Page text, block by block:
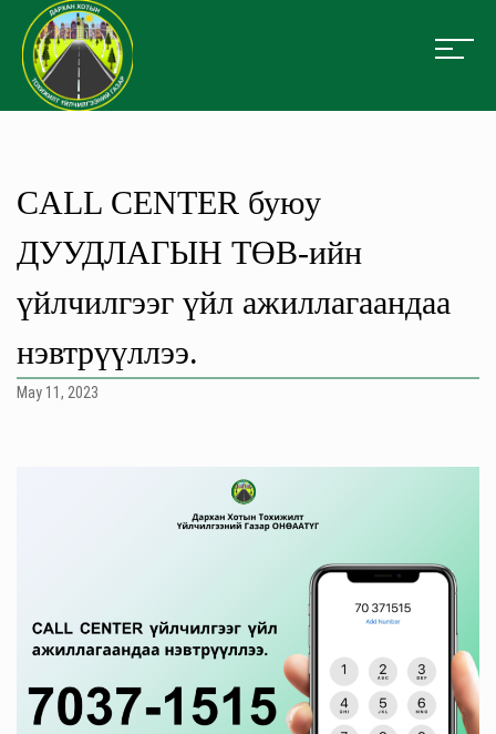
CALL CENTER буюу
ДУУДЛАГЫН ТӨВ-ийн
үйлчилгээг үйл ажиллагаандаа
нэвтрүүллээ.
May 11, 2023